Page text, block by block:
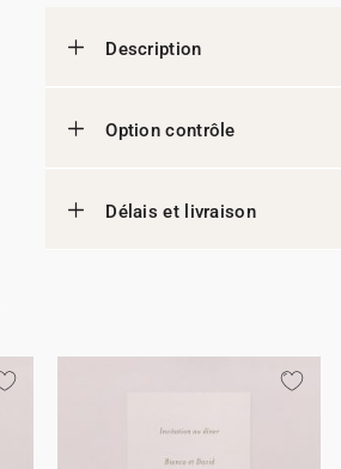
Description
Option contrôle
Délais et livraison